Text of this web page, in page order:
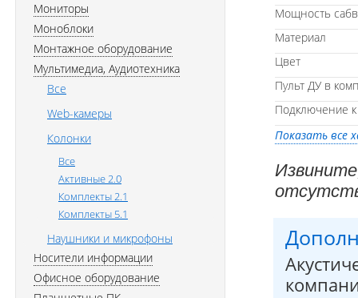
Мощность
Материал
Цвет
Пульт ДУ в
Подключение
Показать все
Мониторы
Моноблоки
Монтажное оборудование
Мультимедиа, Аудиотехника
Все
Web-камеры
Колонки
Все
Активные 2.0
Комплекты 2.1
Комплекты 5.1
Наушники и микрофоны
Носители информации
Офисное оборудование